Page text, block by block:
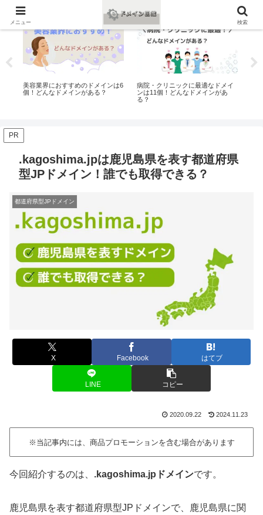
おすすめ
美容業界におすすめのドメインは6
個！どんなドメインがある？
病院・クリニックに最適なドメイ
ンは11個！どんなドメインがあ
る？
PR
.kagoshima.jpは鹿児島県を表す都道府県
型JPドメイン！誰でも取得できる？
都道府県型JPドメイン
X Facebook はてブ
LINE コピー
2020.09.22 2024.11.23
※当記事内には、商品プロモーションを含む場合があります
今回紹介するのは、 .kagoshima.jpドメインです。
鹿児島県を表す都道府県型JPドメインで、鹿児島県に関
メニュー 検索